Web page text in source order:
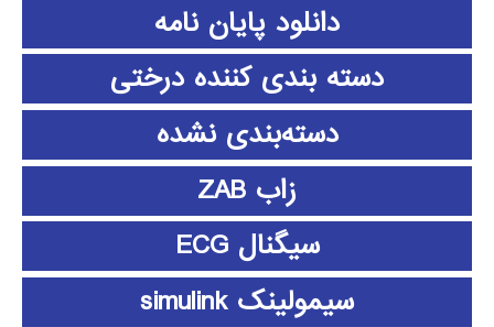
دانلود پايان نامه
دسته بندی کننده درختی
دسته‌بندی نشده
زاب ZAB
سیگنال ECG
سیمولینک simulink